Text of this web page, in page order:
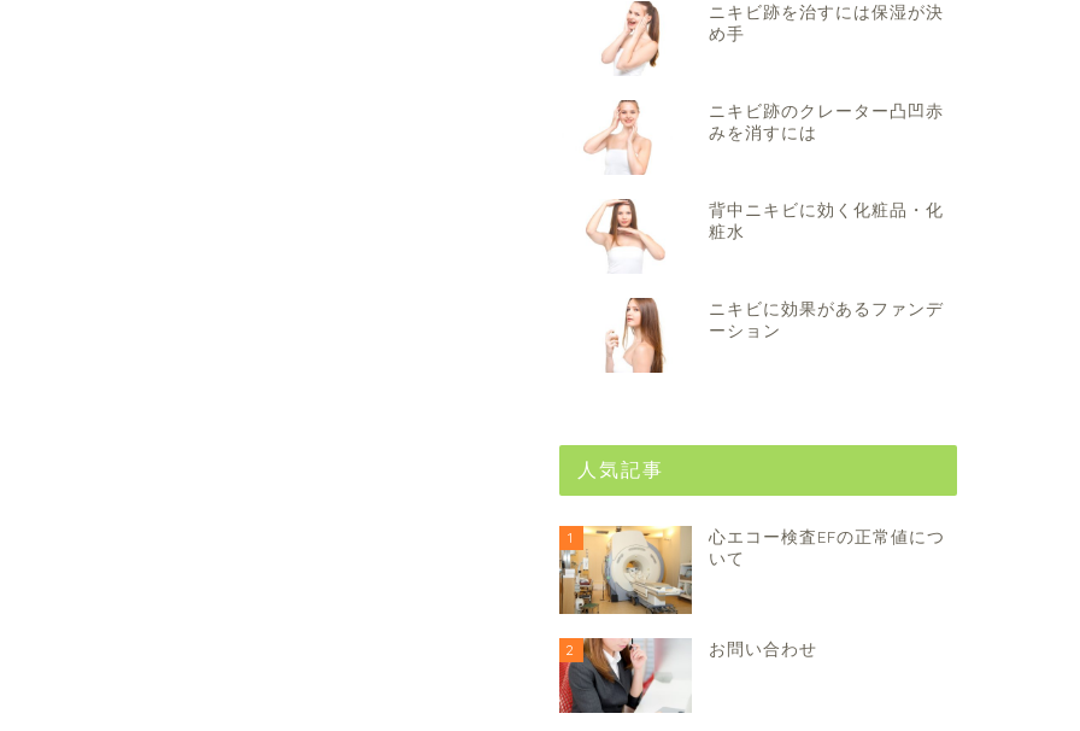
ニキビ跡を治すには保湿が決
め手
ニキビ跡のクレーター凸凹赤
みを消すには
背中ニキビに効く化粧品・化
粧水
ニキビに効果があるファンデ
ーション
人気記事
1
心エコー検査EFの正常値につ
いて
2 お問い合わせ